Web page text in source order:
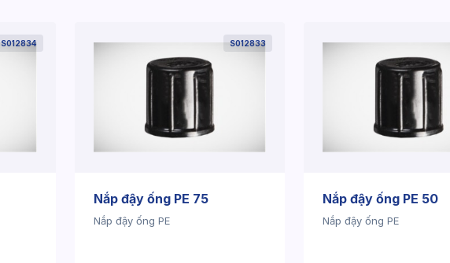
S012834 S012833
Nắp đậy ống PE 75
Nắp đậy ống PE
Nắp đậy ống PE 50
Nắp đậy ống PE